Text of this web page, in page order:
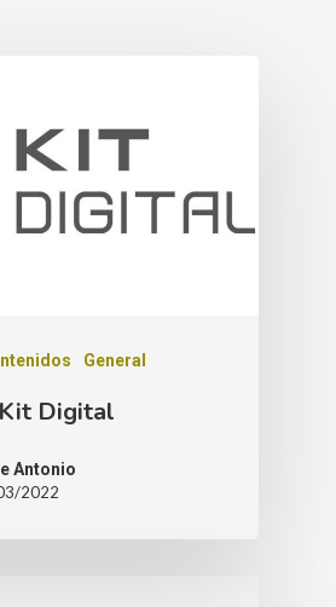
General
Digital
Antonio
2022